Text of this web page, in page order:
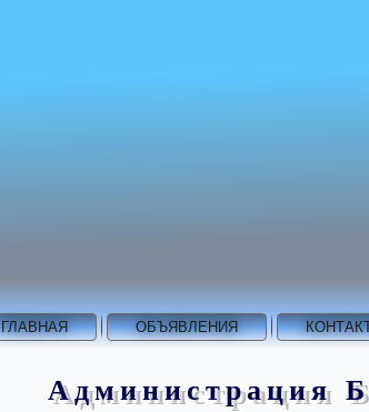
ГЛАВНАЯ ОБЪЯВЛЕНИЯ
Администрация